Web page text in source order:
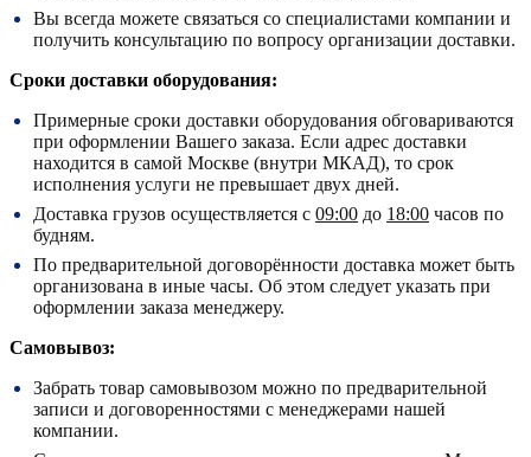
Вы всегда можете связаться со специалистами компании и
получить консультацию по вопросу организации доставки.
Сроки доставки оборудования:
Примерные сроки доставки оборудования обговариваются
при оформлении Вашего заказа. Если адрес доставки
находится в самой Москве (внутри МКАД), то срок
исполнения услуги не превышает двух дней.
Доставка грузов осуществляется с 09:00 до 18:00 часов по
будням.
По предварительной договорённости доставка может быть
организована в иные часы. Об этом следует указать при
оформлении заказа менеджеру.
Самовывоз:
Забрать товар самовывозом можно по предварительной
записи и договоренностями с менеджерами нашей
компании.